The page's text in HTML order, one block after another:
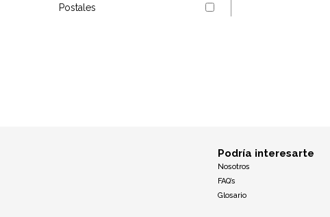
Postales
Podría interesarte
Nosotros
FAQ’s
Glosario